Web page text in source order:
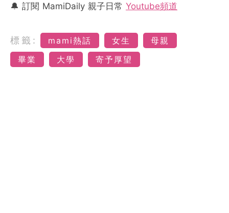
🔔 訂閱 MamiDaily 親子日常 Youtube頻道
標籤: mami熱話 女生
母親
畢業
大學 寄予厚望